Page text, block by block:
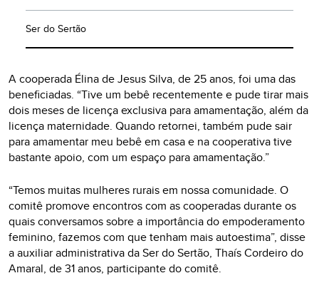
Ser do Sertão
A cooperada Élina de Jesus Silva, de 25 anos, foi uma das
beneficiadas. “Tive um bebê recentemente e pude tirar mais
dois meses de licença exclusiva para amamentação, além da
licença maternidade. Quando retornei, também pude sair
para amamentar meu bebê em casa e na cooperativa tive
bastante apoio, com um espaço para amamentação.”
“Temos muitas mulheres rurais em nossa comunidade. O
comitê promove encontros com as cooperadas durante os
quais conversamos sobre a importância do empoderamento
feminino, fazemos com que tenham mais autoestima”, disse
a auxiliar administrativa da Ser do Sertão, Thaís Cordeiro do
Amaral, de 31 anos, participante do comitê.